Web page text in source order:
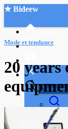
★ Bideew
Mode et tendance
20 years